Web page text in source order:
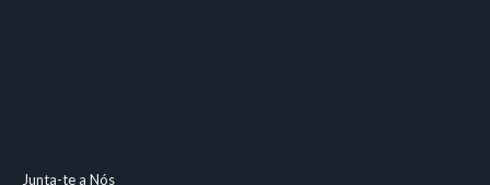
Junta-te a Nós